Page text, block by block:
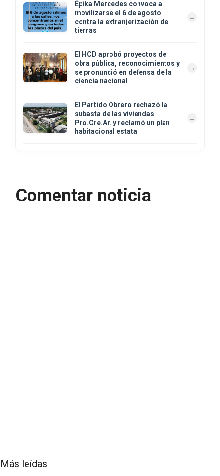
Épika Mercedes convoca a
movilizarse el 6 de agosto
contra la extranjerización de
tierras
El HCD aprobó proyectos de
obra pública, reconocimientos y
se pronunció en defensa de la
ciencia nacional
El Partido Obrero rechazó la
subasta de las viviendas
Pro.Cre.Ar. y reclamó un plan
habitacional estatal
Comentar noticia
Más leídas